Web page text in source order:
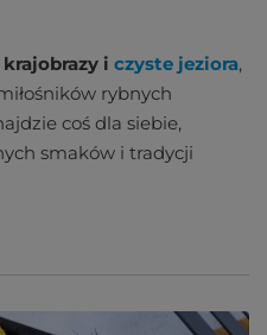
i czyste jeziora,
rybnych
coś dla siebie,
smaków i tradycji